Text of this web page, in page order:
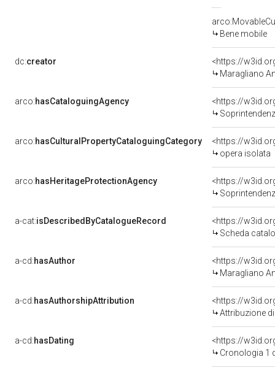
Bene mobile
dc:creator
<https://
Maragliano
arco:hasCataloguingAgency
<https://
arco:hasCulturalPropertyCataloguingCategory
<https://
opera isolata
arco:hasHeritageProtectionAgency
<https://
a-cat:isDescribedByCatalogueRecord
<https://
Scheda
a-cd:hasAuthor
<https://
Maragliano
a-cd:hasAuthorshipAttribution
<https://
Attribuzione
a-cd:hasDating
<https://
Cronologia 1